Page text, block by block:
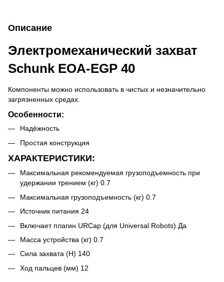
Описание
Электромеханический захват
Schunk EOA-EGP 40
Компоненты можно использовать в чистых и незначительно
загрязненных средах.
Особенности:
Надёжность
Простая конструкция
ХАРАКТЕРИСТИКИ:
Максимальная рекомендуемая грузоподъемность при
удержании трением (кг) 0.7
Максимальная грузоподъемность (кг) 0.7
Источник питания 24
Включает плагин URCap (для Universal Robots) Да
Масса устройства (кг) 0.7
Сила захвата (Н) 140
Ход пальцев (мм) 12